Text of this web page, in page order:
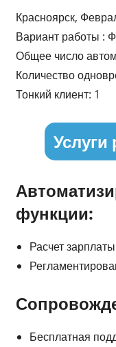
Красноярск,
Вариант работы :
Общее число
Количество
Тонкий клиент: 1
Услуги
функции:
Расчет
Бесплатная